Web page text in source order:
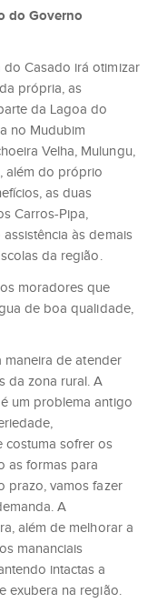
do Governo
Casado irá otimizar
própria, as
da Lagoa do
no Mudubim
Velha, Mulungu,
além do próprio
as duas
Carros-Pipa,
às demais
da região.
moradores que
de boa qualidade,
maneira de atender
da zona rural. A
um problema antigo
costuma sofrer os
as formas para
prazo, vamos fazer
A
além de melhorar a
mananciais
intactas a
exubera na região.